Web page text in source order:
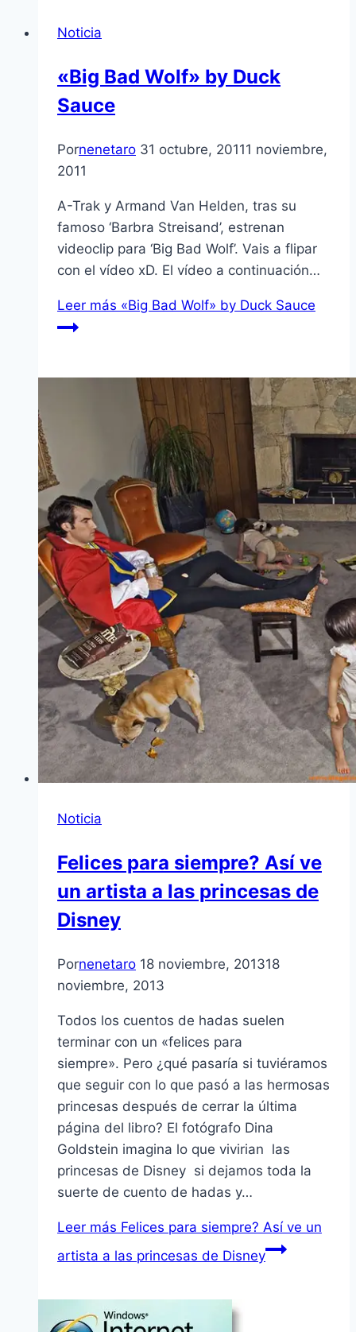
Noticia
«Big Bad Wolf» by Duck
Sauce
Pornenetaro 31 octubre, 20111 noviembre,
2011
A-Trak y Armand Van Helden, tras su
famoso ‘Barbra Streisand’, estrenan
videoclip para ‘Big Bad Wolf’. Vais a flipar
con el ví­deo xD. El ví­deo a continuación…
Leer más «Big Bad Wolf» by Duck Sauce
Noticia
Felices para siempre? Así ve
un artista a las princesas de
Disney
Pornenetaro 18 noviembre, 201318
noviembre, 2013
Todos los cuentos de hadas suelen
terminar con un «felices para
siempre». Pero ¿qué pasaría si tuviéramos
que seguir con lo que pasó a las hermosas
princesas después de cerrar la última
página del libro? El fotógrafo Dina
Goldstein imagina lo que vivirian las
princesas de Disney si dejamos toda la
suerte de cuento de hadas y…
Leer más Felices para siempre? Así ve un
artista a las princesas de Disney